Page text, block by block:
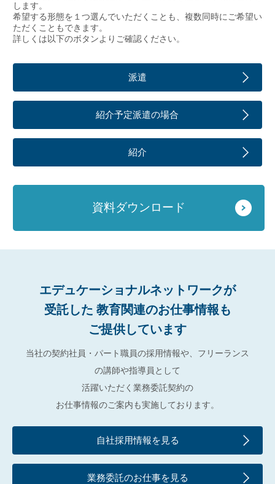
します。
希望する形態を１つ選んでいただくことも、複数同時にご希望い
ただくこともできます。
詳しくは以下のボタンよりご確認ください。
派遣
紹介予定派遣の場合
紹介
資料ダウンロード
エデュケーショナルネットワークが
受託した 教育関連のお仕事情報も
ご提供しています
当社の契約社員・パート職員の採用情報や、フリーランス
の講師や指導員として
活躍いただく業務委託契約の
お仕事情報のご案内も実施しております。
自社採用情報を見る
業務委託のお仕事を見る